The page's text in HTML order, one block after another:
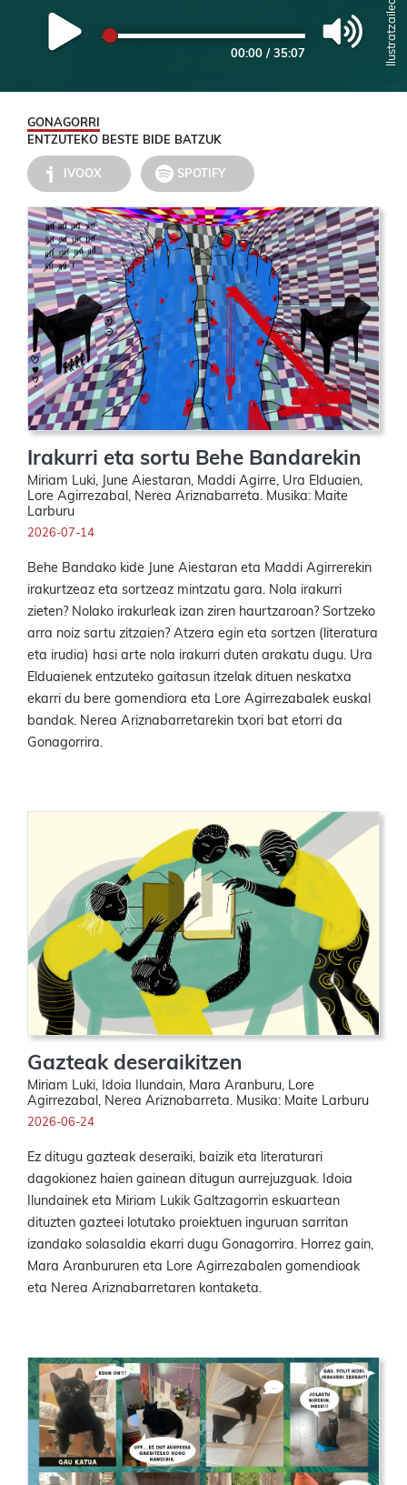
00:00 /35:07
GONAGORRI
ENTZUTEKO BESTE BIDE BATZUK
IVOOX SPOTIFY
Irakurri eta sortu Behe Bandarekin
Miriam Luki, June Aiestaran, Maddi Agirre, Ura Elduaien,
Lore Agirrezabal, Nerea Ariznabarreta. Musika: Maite
Larburu
2026-07-14
Behe Bandako kide June Aiestaran eta Maddi Agirrerekin
irakurtzeaz eta sortzeaz mintzatu gara. Nola irakurri
zieten? Nolako irakurleak izan ziren haurtzaroan? Sortzeko
arra noiz sartu zitzaien? Atzera egin eta sortzen (literatura
eta irudia) hasi arte nola irakurri duten arakatu dugu. Ura
Elduaienek entzuteko gaitasun itzelak dituen neskatxa
ekarri du bere gomendiora eta Lore Agirrezabalek euskal
bandak. Nerea Ariznabarretarekin txori bat etorri da
Gonagorrira.
Gazteak deseraikitzen
Miriam Luki, Idoia Ilundain, Mara Aranburu, Lore
Agirrezabal, Nerea Ariznabarreta. Musika: Maite Larburu
2026-06-24
Ez ditugu gazteak deseraiki, baizik eta literaturari
dagokionez haien gainean ditugun aurrejuzguak. Idoia
Ilundainek eta Miriam Lukik Galtzagorrin eskuartean
dituzten gazteei lotutako proiektuen inguruan sarritan
izandako solasaldia ekarri dugu Gonagorrira. Horrez gain,
Mara Aranbururen eta Lore Agirrezabalen gomendioak
eta Nerea Ariznabarretaren kontaketa.